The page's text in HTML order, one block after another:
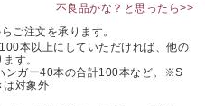
不良品かな？と思ったら>>
ご注文を承ります。
本以上にしていただければ、他の
す。
ンガー40本の合計100本など。※S
は対象外